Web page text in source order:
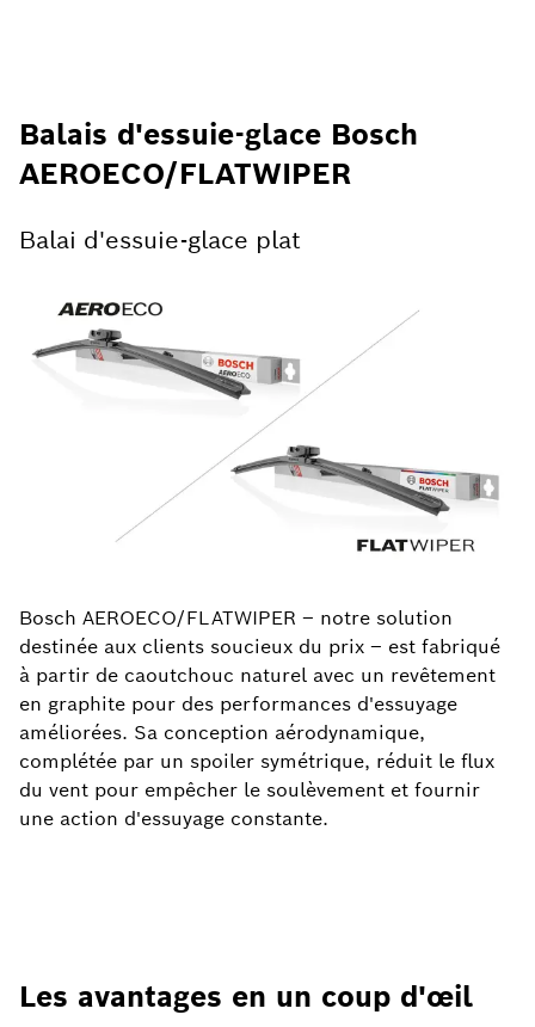
Balais d'essuie-glace Bosch
AEROECO/FLATWIPER
Balai d'essuie-glace plat
Bosch AEROECO/FLATWIPER – notre solution
destinée aux clients soucieux du prix – est fabriqué
à partir de caoutchouc naturel avec un revêtement
en graphite pour des performances d'essuyage
améliorées. Sa conception aérodynamique,
complétée par un spoiler symétrique, réduit le flux
du vent pour empêcher le soulèvement et fournir
une action d'essuyage constante.
Les avantages en un coup d'œil